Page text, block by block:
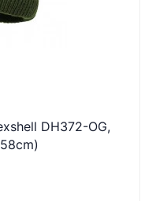
DH372-OG,